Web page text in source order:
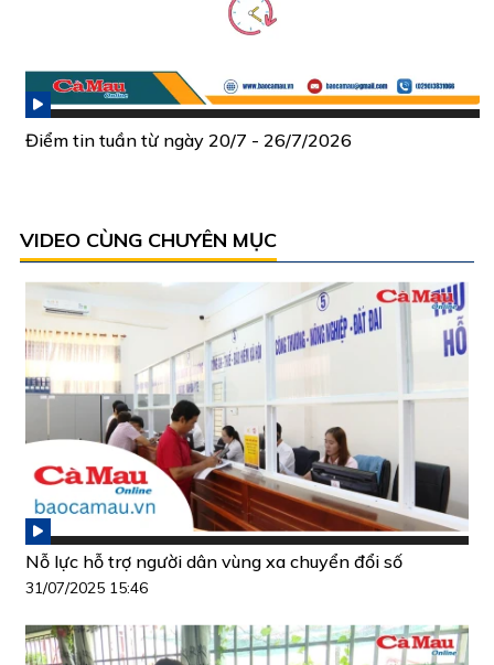
Điểm tin tuần từ ngày 20/7 - 26/7/2026
VIDEO CÙNG CHUYÊN MỤC
Nỗ lực hỗ trợ người dân vùng xa chuyển đổi số
31/07/2025 15:46